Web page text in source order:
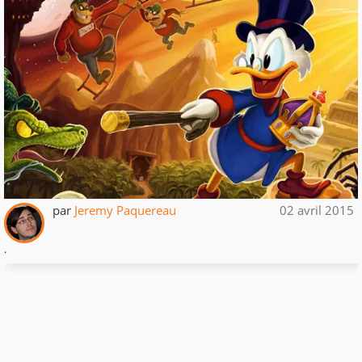
par Jeremy Paquereau 02 avril 2015
.